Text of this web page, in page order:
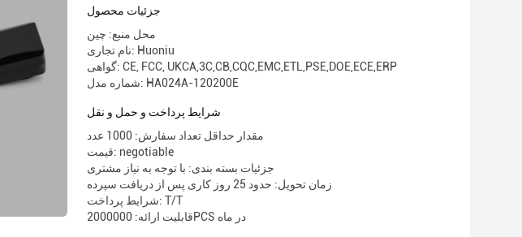
جزئیات محصول
محل منبع: چین
نام تجاری: Huoniu
گواهی: CE, FCC, UKCA,3C,CB,CQC,EMC,ETL,PSE,DOE,ECE,ERP
شماره مدل: HA024A-120200E
شرایط پرداخت و حمل و نقل
مقدار حداقل تعداد سفارش: 1000 عدد
قیمت: negotiable
جزئیات بسته بندی: با توجه به نیاز مشتری
زمان تحویل: حدود 25 روز کاری پس از دریافت سپرده
شرایط پرداخت: T/T
قابلیت ارائه: 2000000PCS در ماه